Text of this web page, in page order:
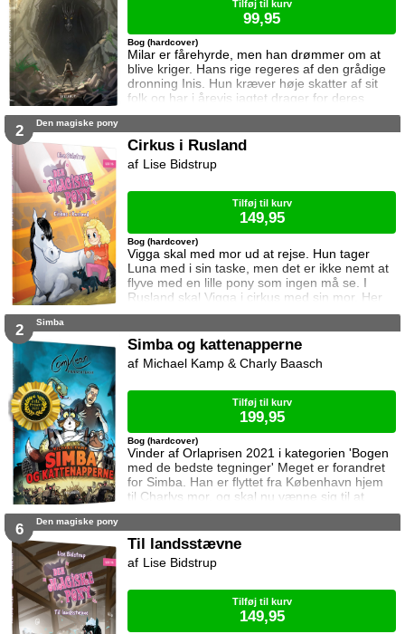
Milar er fårehyrde, men han drømmer om at
blive kriger. Hans rige regeres af den grådige
dronning Inis. Hun kræver høje skatter af sit
folk og har i årevis jagtet drager for deres
sjæle. Da herre Grogan kommer til Milars
Milars liv sig.
Bog (hardcover)
Tilføj til kurv
99,95
2 Den magiske pony
Cirkus i Rusland
Vigga skal med mor ud at rejse. Hun tager
Luna med i sin taske, men det er ikke nemt at
flyve med en lille pony som ingen må se. I
Rusland skal Vigga i cirkus med sin mor. Her
møder hun en meget smuk hest. Men der er
Bog (hardcover)
Lise Bidstrup
Tilføj til kurv
149,95
2 Simba
Simba og kattenapperne
Vinder af Orlaprisen 2021 i kategorien 'Bogen
med de bedste tegninger' Meget er forandret
for Simba. Han er flyttet fra København hjem
til Charlys mor, og skal nu vænne sig til at
være udekat. Men Charlys mor har en hund –
farer rundt dagen lang ... og så elsker han at
for at få Otto til at forstå at han skal holde
Bog (hardcover)
Michael Kamp & Charly Baasch
Tilføj til kurv
199,95
6 Den magiske pony
Til landsstævne
Lise Bidstrup
Tilføj til kurv
149,95